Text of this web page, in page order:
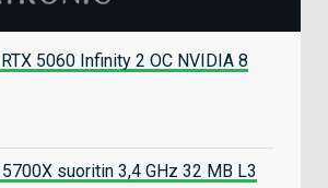
5060 Infinity 2 OC NVIDIA 8
suoritin 3,4 GHz 32 MB L3